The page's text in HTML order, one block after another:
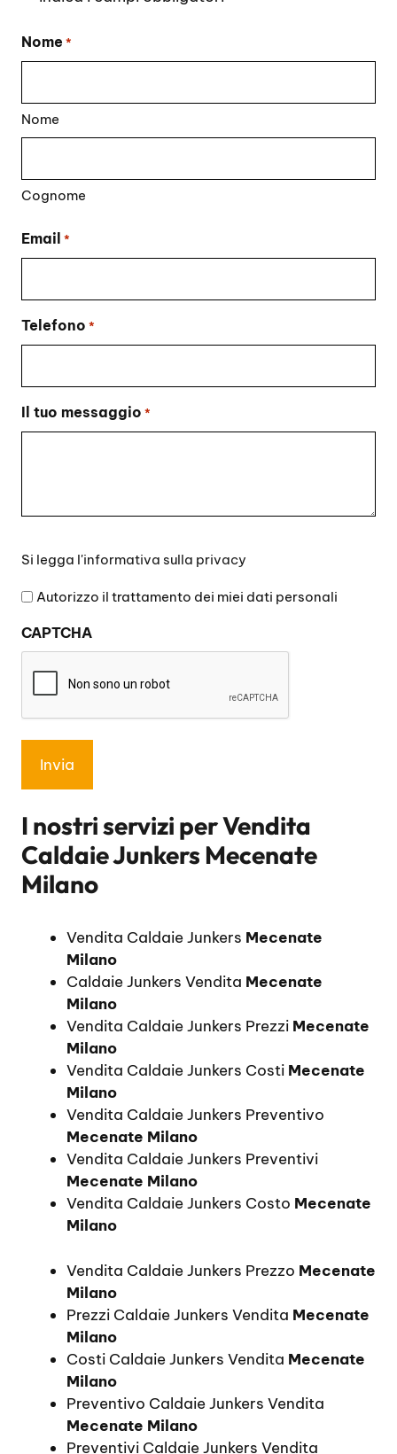
Nome *
Nome
Cognome
Email *
Telefono *
Il tuo messaggio *
legga
l'informativa
privacy
Si legga l'informativa sulla privacy
Autorizzo il trattamento dei miei dati personali
CAPTCHA
I nostri servizi perVendita
Caldaie Junkers Mecenate
Milano
Vendita Caldaie Junkers Mecenate
Milano
Caldaie Junkers Vendita Mecenate
Milano
Vendita Caldaie Junkers Prezzi Mecenate
Milano
Vendita Caldaie Junkers Costi Mecenate
Milano
Vendita Caldaie Junkers Preventivo
Mecenate Milano
Vendita Caldaie Junkers Preventivi
Mecenate Milano
Vendita Caldaie Junkers Costo Mecenate
Milano
Vendita Caldaie Junkers Prezzo Mecenate
Milano
Prezzi Caldaie Junkers Vendita Mecenate
Milano
Costi Caldaie Junkers Vendita Mecenate
Milano
Preventivo Caldaie Junkers Vendita
Mecenate Milano
Preventivi Caldaie Junkers Vendita